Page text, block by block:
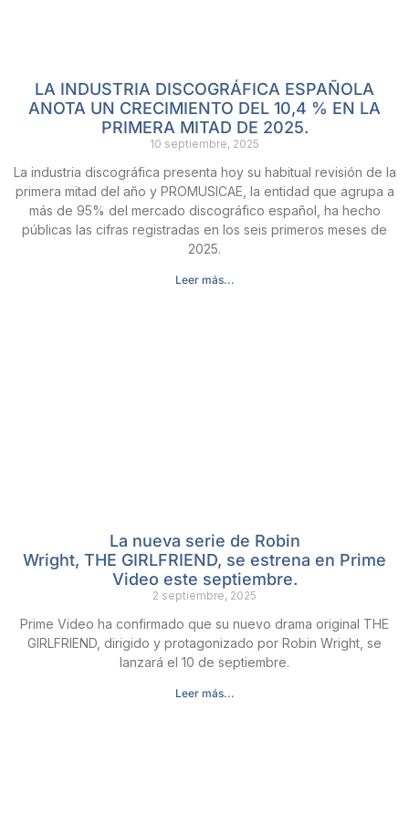
LA INDUSTRIA DISCOGRÁFICA ESPAÑOLA
ANOTA UN CRECIMIENTO DEL 10,4 % EN LA
PRIMERA MITAD DE 2025.
10 septiembre, 2025
La industria discográfica presenta hoy su habitual revisión de la
primera mitad del año y PROMUSICAE, la entidad que agrupa a
más de 95% del mercado discográfico español, ha hecho
públicas las cifras registradas en los seis primeros meses de
2025.
Leer más...
La nueva serie de Robin
Wright, THE GIRLFRIEND, se estrena en Prime
Video este septiembre.
2 septiembre, 2025
Prime Video ha confirmado que su nuevo drama original THE
GIRLFRIEND, dirigido y protagonizado por Robin Wright, se
lanzará el 10 de septiembre.
Leer más...